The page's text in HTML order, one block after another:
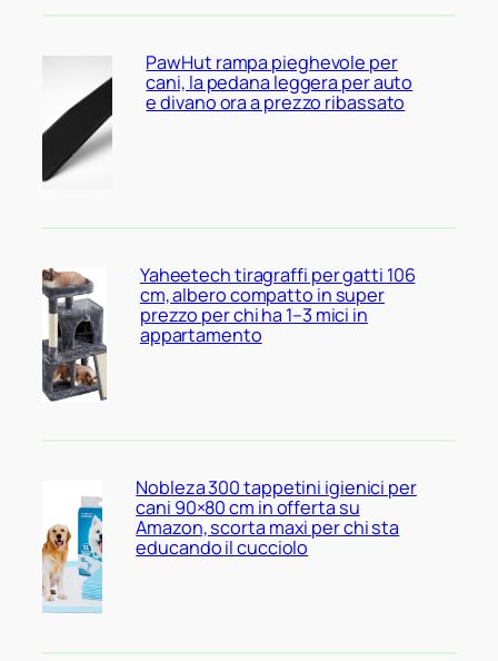
PawHut rampa pieghevole per
cani, la pedana leggera per auto
e divano ora a prezzo ribassato
Yaheetech tiragraffi per gatti 106
cm, albero compatto in super
prezzo per chi ha 1–3 mici in
appartamento
Nobleza 300 tappetini igienici per
cani 90×80 cm in offerta su
Amazon, scorta maxi per chi sta
educando il cucciolo